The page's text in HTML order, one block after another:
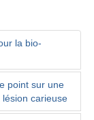
la bio-
point sur une
carieuse